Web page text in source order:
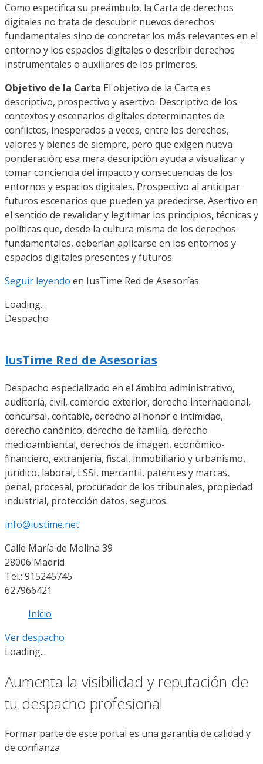
Como especifica su preámbulo, la Carta de derechos
digitales no trata de descubrir nuevos derechos
fundamentales sino de concretar los más relevantes en el
entorno y los espacios digitales o describir derechos
instrumentales o auxiliares de los primeros.
Objetivo de la Carta El objetivo de la Carta es
descriptivo, prospectivo y asertivo. Descriptivo de los
contextos y escenarios digitales determinantes de
conflictos, inesperados a veces, entre los derechos,
valores y bienes de siempre, pero que exigen nueva
ponderación; esa mera descripción ayuda a visualizar y
tomar conciencia del impacto y consecuencias de los
entornos y espacios digitales. Prospectivo al anticipar
futuros escenarios que pueden ya predecirse. Asertivo en
el sentido de revalidar y legitimar los principios, técnicas y
políticas que, desde la cultura misma de los derechos
fundamentales, deberían aplicarse en los entornos y
espacios digitales presentes y futuros.
Seguir leyendo en IusTime Red de Asesorías
Loading...
Despacho
IusTime Red de Asesorías
Despacho especializado en el ámbito administrativo,
auditoría, civil, comercio exterior, derecho internacional,
concursal, contable, derecho al honor e intimidad,
derecho canónico, derecho de familia, derecho
medioambiental, derechos de imagen, económico-
financiero, extranjería, fiscal, inmobiliario y urbanismo,
jurídico, laboral, LSSI, mercantil, patentes y marcas,
penal, procesal, procurador de los tribunales, propiedad
industrial, protección datos, seguros.
info@iustime.net
Calle María de Molina 39
28006 Madrid
Tel.: 915245745
627966421
Inicio
Ver despacho
Loading...
Aumenta la visibilidad y reputación de
tu despacho profesional
Formar parte de este portal es una garantía de calidad y
de confianza